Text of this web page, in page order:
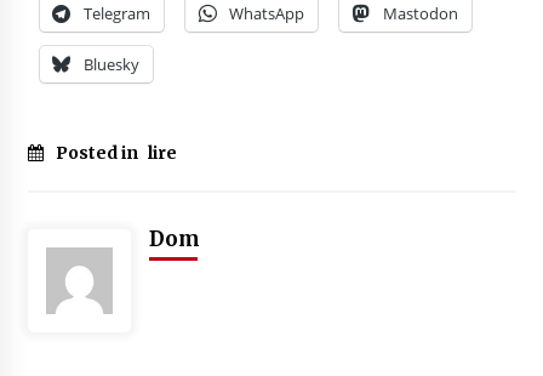
Telegram WhatsApp Mastodon
Bluesky
Posted in lire
Dom